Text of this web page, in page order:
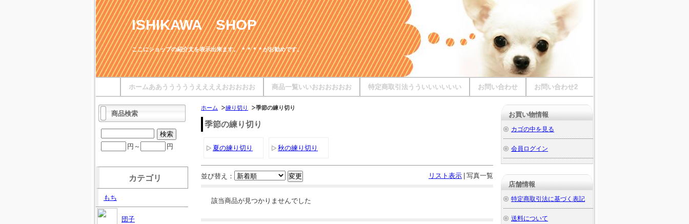
ISHIKAWA SHOP
ここにショップの紹介文を表示出来ます。 ＊＊＊＊がお勧めです。
お問い合わせ2
お問い合わせ
特定商取引法うういいいいいい
商品一覧いいおおおおおお
ホームああうううううええええおおおおお
ホーム 練り切り 季節の練り切り
季節の練り切り
夏の練り切り 秋の練り切り
リスト表示 写真一覧
並び替え：
該当商品が見つかりませんでした
商品検索
円～ 円
カテゴリ
もち
団子
お買い物情報
カゴの中を見る
会員ログイン
店舗情報
特定商取引法に基づく表記
送料について